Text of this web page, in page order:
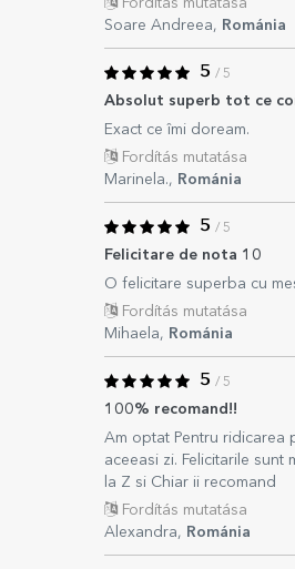
Fordítás mutatása
Soare Andreea, Románia
5 / 5
Absolut superb tot ce
Exact ce îmi doream.
Fordítás mutatása
Marinela., Románia
5 / 5
Felicitare de nota 10
O felicitare superba cu
Fordítás mutatása
Mihaela, Románia
5 / 5
100% recomand!!
Am optat Pentru ridicarea
aceeasi zi. Felicitarile
la Z si Chiar ii recomand
Fordítás mutatása
Alexandra, Románia